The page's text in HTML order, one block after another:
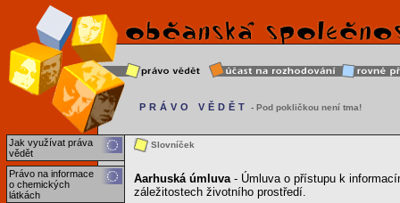
Jak využívat práva
vědět
Právo na informace
o chemických
látkách
PRÁVO VĚDĚT - Pod pokličkou není tma!
Slovníček
Aarhuská úmluva - Úmluva o přístupu k
záležitostech životního prostředí.